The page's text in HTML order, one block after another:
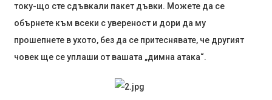
току-що сте сдъвкали пакет дъвки. Можете да се
обърнете към всеки с увереност и дори да му
прошепнете в ухото, без да се притеснявате, че другият
човек ще се уплаши от вашата „димна атака“.